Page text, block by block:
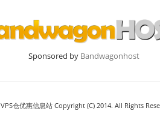
Sponsored by Bandwagonhost
VPS仓优惠信息站 Copyright (C) 2014. All Rights